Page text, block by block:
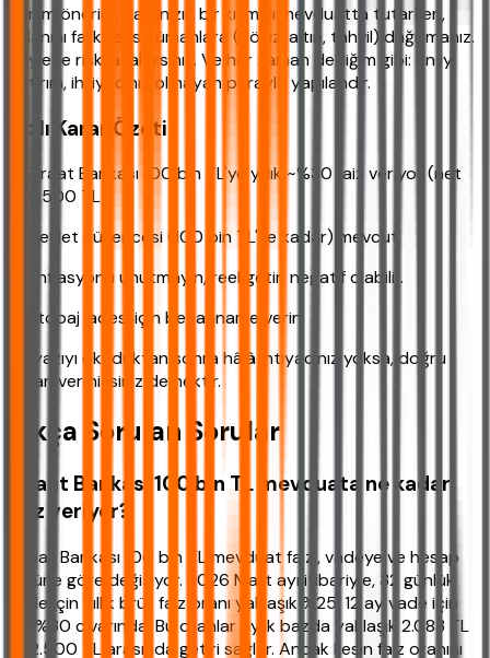
Benim önerim, paranızın bir kısmını mevduatta tutarken,
kalanını farklı enstrümanlara (döviz, altın, tahvil) dağıtmanız.
Böylece riski azaltırsınız. Ve her zaman dediğim gibi: En iyi
yatırım, ihtiyacınız olmayan parayla yapılandır.
Hızlı Karar Özeti
✔ Ziraat Bankası 100 bin TL'ye yıllık ~%30 faiz veriyor (net
~28.500 TL).
✔ Devlet güvencesi (100 bin TL'ye kadar) mevcut.
✔ Enflasyonu unutmayın, reel getiri negatif olabilir.
✔ Stopaj iadesi için beyanname verin.
Bu yazıyı okuduktan sonra hâlâ ihtiyacınız yoksa, doğru
kararı vermişsiniz demektir.
Sıkça Sorulan Sorular
Ziraat Bankası 100 bin TL mevduata ne kadar
faiz veriyor?
Ziraat Bankası 100 bin TL mevduat faizi, vadeye ve hesap
türüne göre değişiyor. 2026 Mart ayı itibariyle, 32 günlük
vade için yıllık brüt faiz oranı yaklaşık %25, 12 ay vade için
ise %30 civarında. Bu oranlar aylık bazda yaklaşık 2.083 TL
ile 2.500 TL arasında getiri sağlar. Ancak kesin faiz oranını